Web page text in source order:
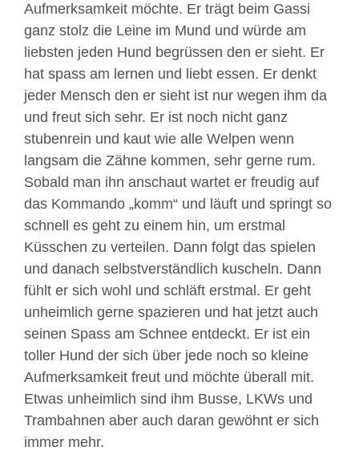
Aufmerksamkeit möchte. Er trägt beim Gassi
ganz stolz die Leine im Mund und würde am
liebsten jeden Hund begrüssen den er sieht. Er
hat spass am lernen und liebt essen. Er denkt
jeder Mensch den er sieht ist nur wegen ihm da
und freut sich sehr. Er ist noch nicht ganz
stubenrein und kaut wie alle Welpen wenn
langsam die Zähne kommen, sehr gerne rum.
Sobald man ihn anschaut wartet er freudig auf
das Kommando „komm“ und läuft und springt so
schnell es geht zu einem hin, um erstmal
Küsschen zu verteilen. Dann folgt das spielen
und danach selbstverständlich kuscheln. Dann
fühlt er sich wohl und schläft erstmal. Er geht
unheimlich gerne spazieren und hat jetzt auch
seinen Spass am Schnee entdeckt. Er ist ein
toller Hund der sich über jede noch so kleine
Aufmerksamkeit freut und möchte überall mit.
Etwas unheimlich sind ihm Busse, LKWs und
Trambahnen aber auch daran gewöhnt er sich
immer mehr.